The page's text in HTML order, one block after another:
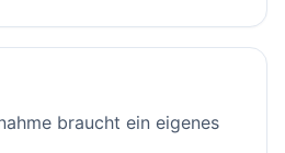
braucht ein eigenes